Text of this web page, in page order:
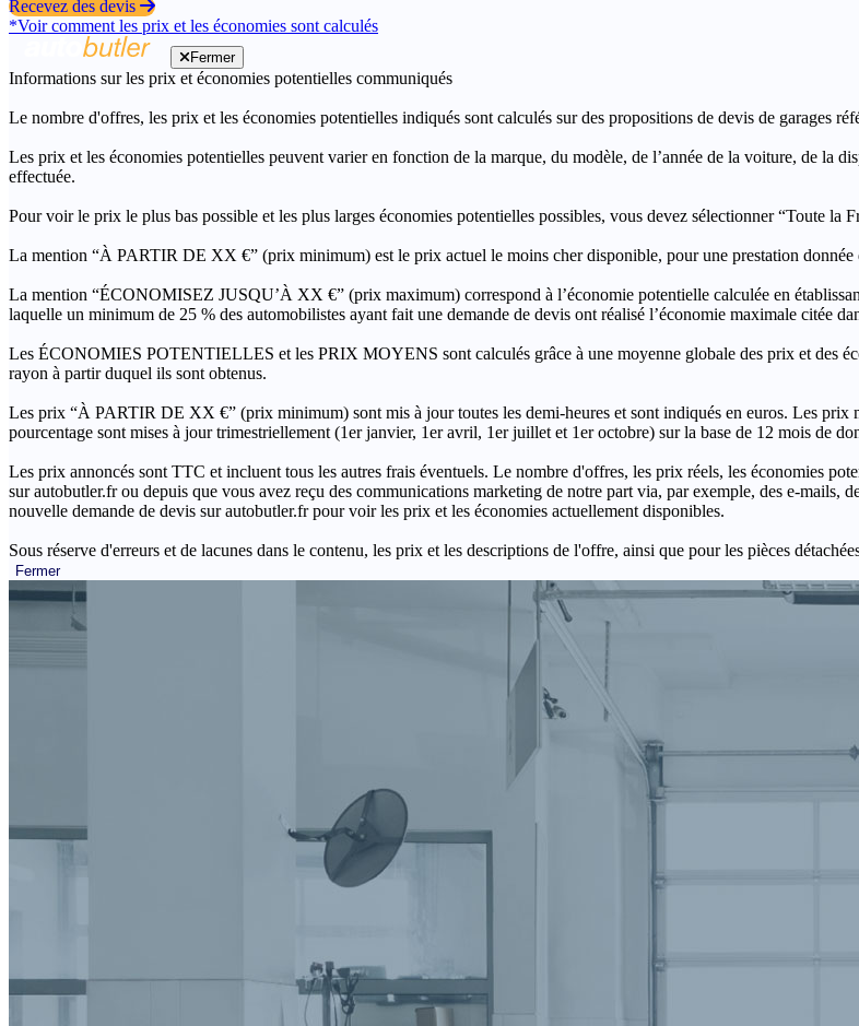
Recevez des devis
*Voir comment les prix et les économies sont calculés
Fermer
Informations sur les prix et économies potentielles communiqués
Le nombre d'offres, les prix et les économies potentielles indiqués sont calculés sur des propositions de devis de garages
Les prix et les économies potentielles peuvent varier en fonction de la marque, du modèle, de l’année de la voiture, de la
effectuée.
Pour voir le prix le plus bas possible et les plus larges économies potentielles possibles, vous devez sélectionner “Toute la
La mention “À PARTIR DE XX €” (prix minimum) est le prix actuel le moins cher disponible, pour une prestation donnée
La mention “ÉCONOMISEZ JUSQU’À XX €” (prix maximum) correspond à l’économie potentielle calculée en
laquelle un minimum de 25 % des automobilistes ayant fait une demande de devis ont réalisé l’économie maximale citée
Les ÉCONOMIES POTENTIELLES et les PRIX MOYENS sont calculés grâce à une moyenne globale des prix et des
rayon à partir duquel ils sont obtenus.
Les prix “À PARTIR DE XX €” (prix minimum) sont mis à jour toutes les demi-heures et sont indiqués en euros. Les prix
pourcentage sont mises à jour trimestriellement (1er janvier, 1er avril, 1er juillet et 1er octobre) sur la base de 12 mois de
Les prix annoncés sont TTC et incluent tous les autres frais éventuels. Le nombre d'offres, les prix réels, les économies
sur autobutler.fr ou depuis que vous avez reçu des communications marketing de notre part via, par exemple, des e-mails,
nouvelle demande de devis sur autobutler.fr pour voir les prix et les économies actuellement disponibles.
Sous réserve d'erreurs et de lacunes dans le contenu, les prix et les descriptions de l'offre, ainsi que pour les pièces
Fermer